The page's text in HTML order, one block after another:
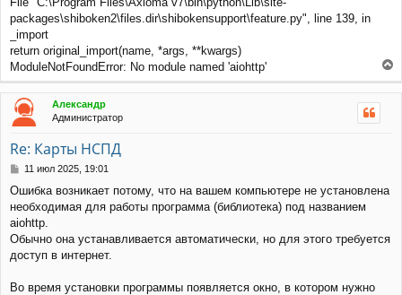
packages\shiboken2\files.dir\shibokensupport\feature.py", line 139, in
_import
return original_import(name, *args, **kwargs)
ModuleNotFoundError: No module named 'aiohttp'
е
р
Александр
Администратор
Re: Карты НСПД
С
о
б
щ
е
и
11 июл 2025, 19:01
Ошибка возникает потому, что на вашем компьютере не установлена
необходимая для работы программа (библиотека) под названием
aiohttp.
Обычно она устанавливается автоматически, но для этого требуется
доступ в интернет.
Во время установки программы появляется окно, в котором нужно